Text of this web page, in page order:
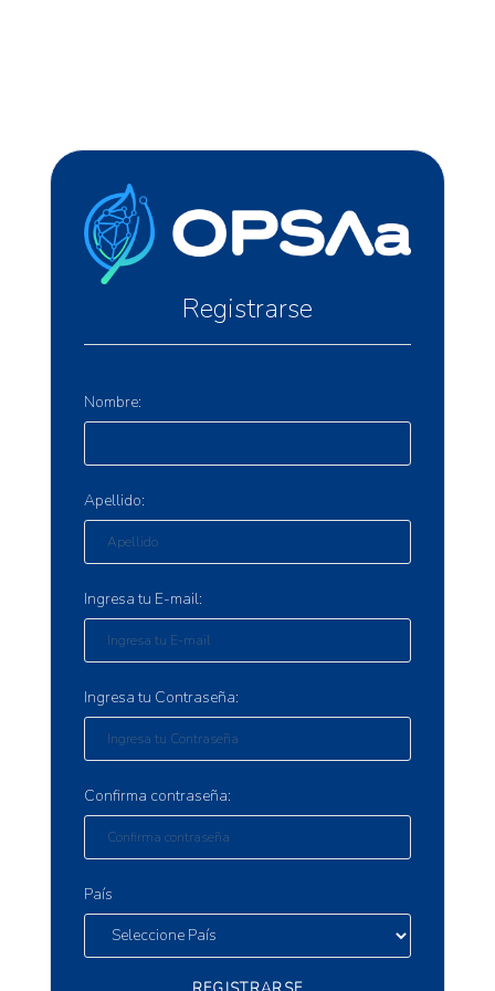
Registrarse
Nombre:
Apellido:
Ingresa tu E-mail:
Ingresa tu Contraseña:
Confirma contraseña:
País